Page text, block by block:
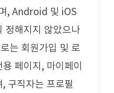
, Android 및 iOS
정해지지 않았으나
는 회원가입 및 로
페이지, 마이페이
구직자는 프로필